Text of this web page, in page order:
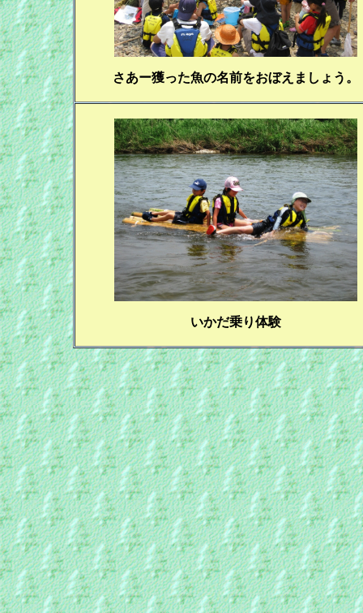
さあー獲った魚の名前をおぼえましょう。
いかだ乗り体験